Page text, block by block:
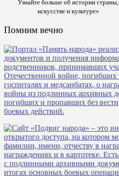
Узнайте больше об истории страны,
искусстве и культуре»
Помним вечно